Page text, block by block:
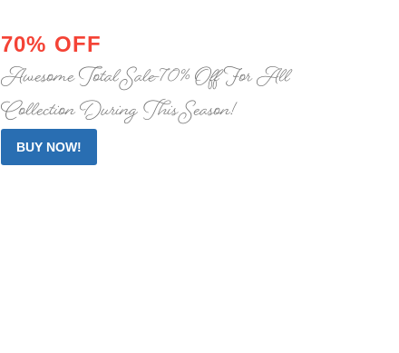
70% OFF
Awesome Total Sale -70% Off For All
Collection During This Season!
BUY NOW!